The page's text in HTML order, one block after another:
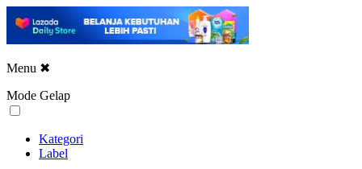
Menu ✖
Mode Gelap
Kategori
Label